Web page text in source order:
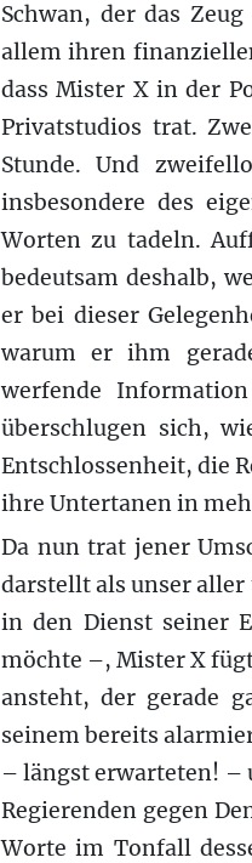
Schwan, der das
allem ihren
dass Mister X in der
Privatstudios trat.
Stunde. Und
insbesondere des
Worten zu tadeln.
bedeutsam deshalb,
er bei dieser
warum er ihm
werfende
überschlugen sich,
Entschlossenheit, die
ihre Untertanen in
Da nun trat jener
darstellt als unser
in den Dienst seiner
möchte –, Mister X
ansteht, der gerade
seinem bereits
– längst erwarteten! –
Regierenden gegen
Worte im Tonfall